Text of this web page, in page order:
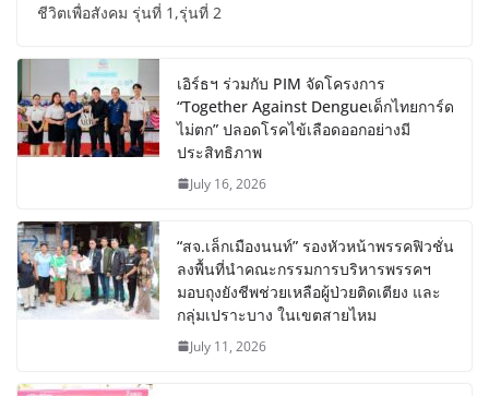
ชีวิตเพื่อสังคม รุ่นที่ 1,รุ่นที่ 2
เอิร์ธฯ ร่วมกับ PIM จัดโครงการ
“Together Against Dengueเด็กไทยการ์ด
ไม่ตก” ปลอดโรคไข้เลือดออกอย่างมี
ประสิทธิภาพ
July 16, 2026
“สจ.เล็กเมืองนนท์” รองหัวหน้าพรรคฟิวชั่น
ลงพื้นที่นำคณะกรรมการบริหารพรรคฯ
มอบถุงยังชีพช่วยเหลือผู้ป่วยติดเตียง และ
กลุ่มเปราะบาง ในเขตสายไหม
July 11, 2026